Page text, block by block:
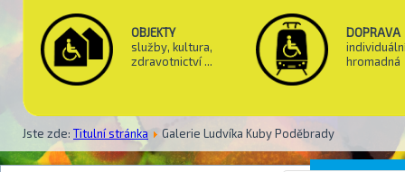
OBJEKTY
služby, kultura,
zdravotnictví ...
DOPRAVA
hromadná
Jste zde: Titulní stránka Galerie Ludvíka Kuby Poděbrady